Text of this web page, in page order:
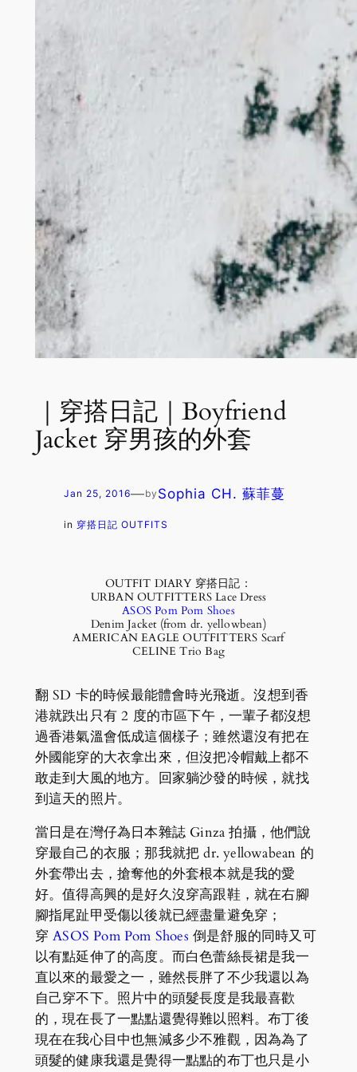
｜穿搭日記｜Boyfriend
Jacket 穿男孩的外套
Jan 25, 2016—by Sophia CH. 蘇菲蔓
in 穿搭日記 OUTFITS
OUTFIT DIARY 穿搭日記：
URBAN OUTFITTERS Lace Dress
ASOS Pom Pom Shoes
Denim Jacket (from dr. yellowbean)
AMERICAN EAGLE OUTFITTERS Scarf
CELINE Trio Bag
翻 SD 卡的時候最能體會時光飛逝。沒想到香
港就跌出只有 2 度的市區下午，一輩子都沒想
過香港氣溫會低成這個樣子；雖然還沒有把在
外國能穿的大衣拿出來，但沒把冷帽戴上都不
敢走到大風的地方。回家躺沙發的時候，就找
到這天的照片。
當日是在灣仔為日本雜誌 Ginza 拍攝，他們說
穿最自己的衣服；那我就把 dr. yellowabean 的
外套帶出去，搶奪他的外套根本就是我的愛
好。值得高興的是好久沒穿高跟鞋，就在右腳
腳指尾趾甲受傷以後就已經盡量避免穿；
穿ASOS Pom Pom Shoes 倒是舒服的同時又可
以有點延伸了的高度。而白色蕾絲長裙是我一
直以來的最愛之一，雖然長胖了不少我還以為
自己穿不下。照片中的頭髮長度是我最喜歡
的，現在長了一點點還覺得難以照料。布丁後
現在在我心目中也無減多少不雅觀，因為為了
頭髮的健康我還是覺得一點點的布丁也只是小